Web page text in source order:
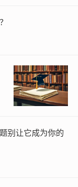
别让它成为你的